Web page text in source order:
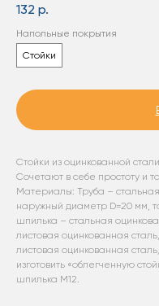
132 р.
Напольные покрытия
Стойки
Стойки из оцинкованной
Сочетают в себе простоту и
Материалы: Труба –
наружный диаметр D=20 мм,
шпилька – стальная
листовая оцинкованная
листовая оцинкованная
изготовить «облегченную
шпилька М12.